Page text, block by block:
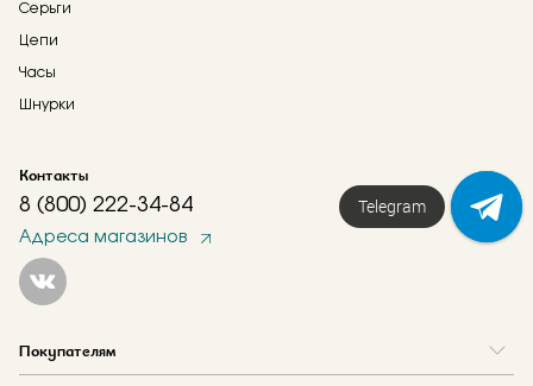
Серьги
Цепи
Часы
Шнурки
Контакты
8 (800) 222-34-84
Адреса магазинов
Покупателям
Telegram